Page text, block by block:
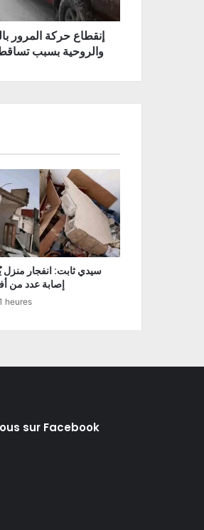
إنقطاع حركة المرور
والروحية بسبب
سيدي ثابت: انفجار
إصابة عدد من
heures
sur Facebook